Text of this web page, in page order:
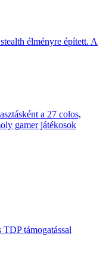
élményre épített. A
a 27 colos,
gamer játékosok
támogatással